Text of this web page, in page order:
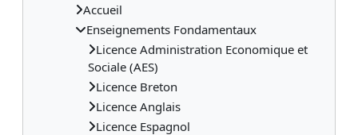
Accueil
Enseignements Fondamentaux
Licence Administration Economique et
Sociale (AES)
Licence Breton
Licence Anglais
Licence Espagnol